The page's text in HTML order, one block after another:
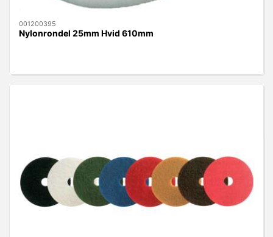
001200395
Nylonrondel 25mm Hvid 610mm